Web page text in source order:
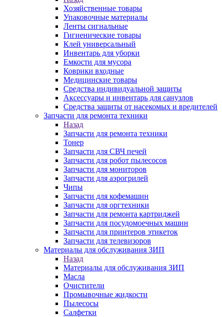
Хозяйственные товары
Упаковочные материалы
Ленты сигнальные
Гигиенические товары
Клей универсальный
Инвентарь для уборки
Емкости для мусора
Коврики входные
Медицинские товары
Средства индивидуальной защиты
Аксессуары и инвентарь для санузлов
Средства защиты от насекомых и вредителей
Запчасти для ремонта техники
Назад
Запчасти для ремонта техники
Тонер
Запчасти для СВЧ печей
Запчасти для робот пылесосов
Запчасти для мониторов
Запчасти для аэрогрилей
Чипы
Запчасти для кофемашин
Запчасти для оргтехники
Запчасти для ремонта картриджей
Запчасти для посудомоечных машин
Запчасти для принтеров этикеток
Запчасти для телевизоров
Материалы для обслуживания ЗИП
Назад
Материалы для обслуживания ЗИП
Масла
Очистители
Промывочные жидкости
Пылесосы
Салфетки